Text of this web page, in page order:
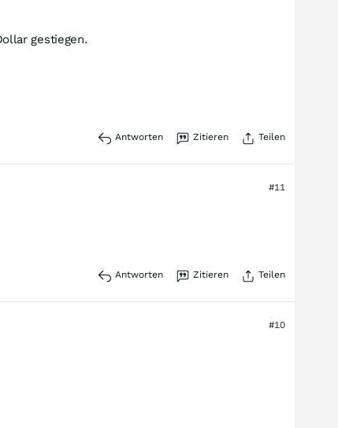
gestiegen.
Antworten Zitieren Teilen
#11
Antworten Zitieren Teilen
#10